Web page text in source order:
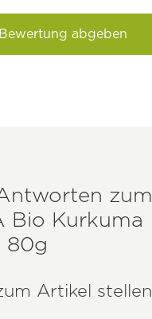
Bewertung abgeben
zum
Bio Kurkuma
80g
Artikel stellen